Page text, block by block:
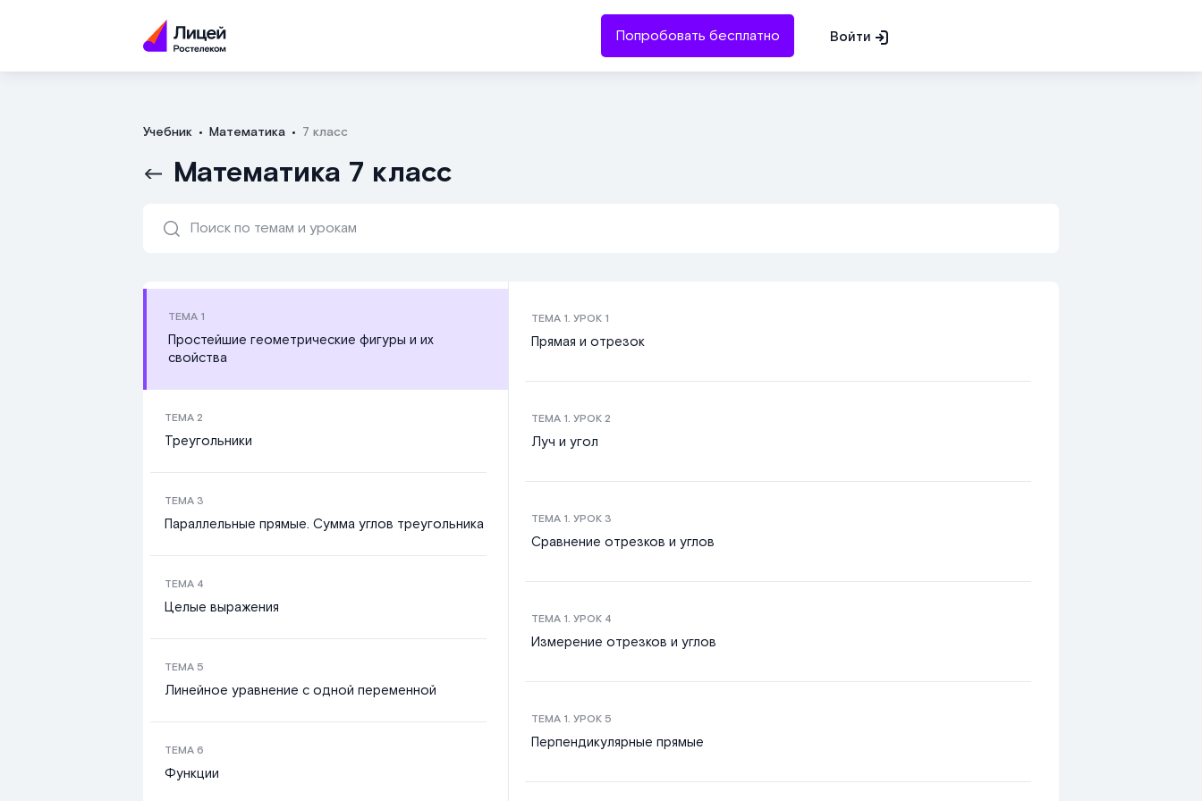
Попробовать бесплатно Войти
Учебник Математика 7 класс
Математика 7 класс
ТЕМА 1
Простейшие геометрические фигуры и их
свойства
ТЕМА 2
Треугольники
ТЕМА 3
Параллельные прямые. Сумма углов треугольника
ТЕМА 4
Целые выражения
ТЕМА 5
Линейное уравнение с одной переменной
ТЕМА 6
Функции
ТЕМА 1. УРОК 1
Прямая и отрезок
ТЕМА 1. УРОК 2
Луч и угол
ТЕМА 1. УРОК 3
Сравнение отрезков и углов
ТЕМА 1. УРОК 4
Измерение отрезков и углов
ТЕМА 1. УРОК 5
Перпендикулярные прямые